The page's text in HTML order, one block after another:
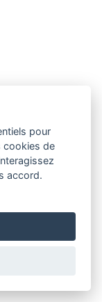
pour
cookies de
accord.